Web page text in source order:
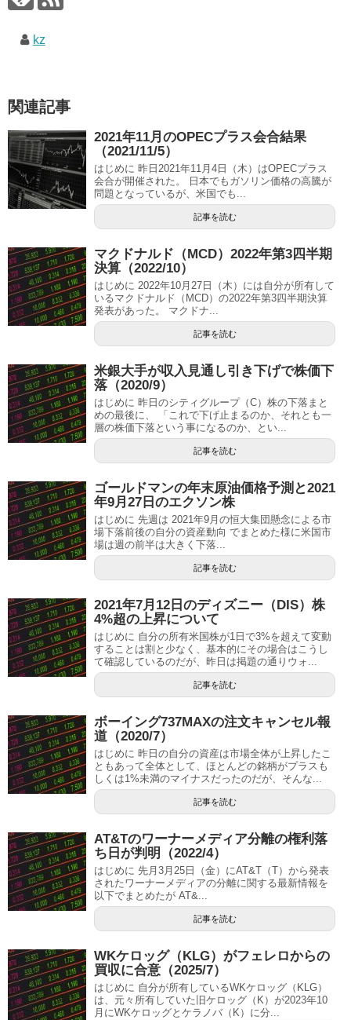
kz
関連記事
2021年11月のOPECプラス会合結果
（2021/11/5）
はじめに 昨日2021年11月4日（木）はOPECプラス
会合が開催された。 日本でもガソリン価格の高騰が
問題となっているが、米国でも...
記事を読む
マクドナルド（MCD）2022年第3四半期
決算（2022/10）
はじめに 2022年10月27日（木）には自分が所有して
いるマクドナルド（MCD）の2022年第3四半期決算
発表があった。 マクドナ...
記事を読む
米銀大手が収入見通し引き下げで株価下
落（2020/9）
はじめに 昨日のシティグループ（C）株の下落まと
めの最後に、 「これで下げ止まるのか、それとも一
層の株価下落という事になるのか、とい...
記事を読む
ゴールドマンの年末原油価格予測と2021
年9月27日のエクソン株
はじめに 先週は 2021年9月の恒大集団懸念による市
場下落前後の自分の資産動向 でまとめた様に米国市
場は週の前半は大きく下落...
記事を読む
2021年7月12日のディズニー（DIS）株
4%超の上昇について
はじめに 自分の所有米国株が1日で3%を超えて変動
することは割と少なく、基本的にその場合はこうし
て確認しているのだが、昨日は掲題の通りウォ...
記事を読む
ボーイング737MAXの注文キャンセル報
道（2020/7）
はじめに 昨日の自分の資産は市場全体が上昇したこ
ともあって全体として、ほとんどの銘柄がプラスも
しくは1%未満のマイナスだったのだが、そんな...
記事を読む
AT&Tのワーナーメディア分離の権利落
ち日が判明（2022/4）
はじめに 先月3月25日（金）にAT&T（T）から発表
されたワーナーメディアの分離に関する最新情報を
以下でまとめたが AT&...
記事を読む
WKケロッグ（KLG）がフェレロからの
買収に合意（2025/7）
はじめに 自分が所有しているWKケロッグ（KLG）
は、元々所有していた旧ケロッグ（K）が2023年10
月にWKケロッグとケラノバ（K）に分...